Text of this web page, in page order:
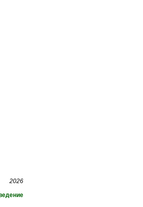
2026